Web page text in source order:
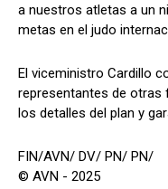
a nuestros atletas a un
metas en el judo
El viceministro Cardillo
representantes de otras
los detalles del plan y
FIN/AVN/ DV/ PN/ PN/
© AVN - 2025